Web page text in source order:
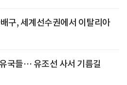
구, 세계선수권에서 이탈리아
국들… 유조선 사서 기름길